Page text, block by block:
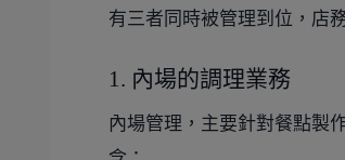
有三者同時被管理到位，店
1. 內場的調理業務
內場管理，主要針對餐點製